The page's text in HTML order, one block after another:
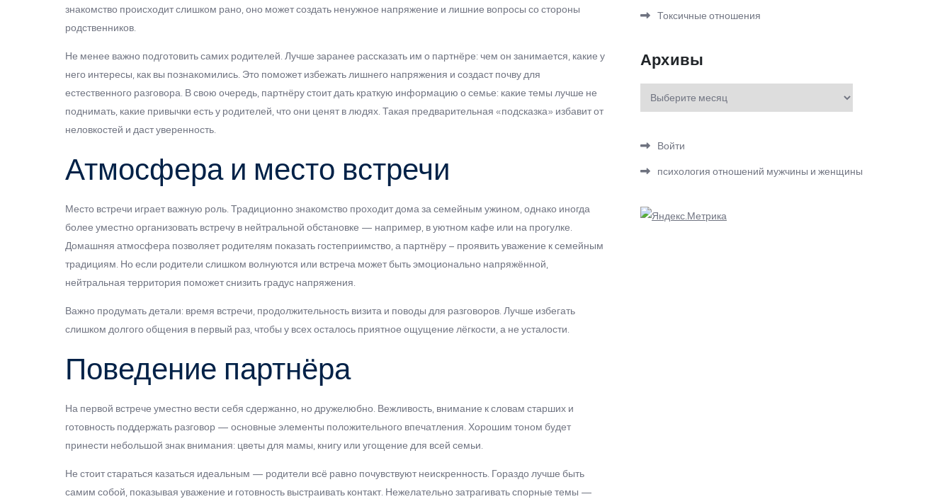
знакомство происходит слишком рано, оно может создать ненужное напряжение и лишние вопросы со стороны
родственников.
Не менее важно подготовить самих родителей. Лучше заранее рассказать им о партнёре: чем он занимается, какие у
него интересы, как вы познакомились. Это поможет избежать лишнего напряжения и создаст почву для
естественного разговора. В свою очередь, партнёру стоит дать краткую информацию о семье: какие темы лучше не
поднимать, какие привычки есть у родителей, что они ценят в людях. Такая предварительная «подсказка» избавит от
неловкостей и даст уверенность.
Атмосфера и место встречи
Место встречи играет важную роль. Традиционно знакомство проходит дома за семейным ужином, однако иногда
более уместно организовать встречу в нейтральной обстановке — например, в уютном кафе или на прогулке.
Домашняя атмосфера позволяет родителям показать гостеприимство, а партнёру – проявить уважение к семейным
традициям. Но если родители слишком волнуются или встреча может быть эмоционально напряжённой,
нейтральная территория поможет снизить градус напряжения.
Важно продумать детали: время встречи, продолжительность визита и поводы для разговоров. Лучше избегать
слишком долгого общения в первый раз, чтобы у всех осталось приятное ощущение лёгкости, а не усталости.
Поведение партнёра
На первой встрече уместно вести себя сдержанно, но дружелюбно. Вежливость, внимание к словам старших и
готовность поддержать разговор — основные элементы положительного впечатления. Хорошим тоном будет
принести небольшой знак внимания: цветы для мамы, книгу или угощение для всей семьи.
Не стоит стараться казаться идеальным — родители всё равно почувствуют неискренность. Гораздо лучше быть
самим собой, показывая уважение и готовность выстраивать контакт. Нежелательно затрагивать спорные темы —
Токсичные отношения
Архивы
Архивы
Войти
психология отношений мужчины и женщины